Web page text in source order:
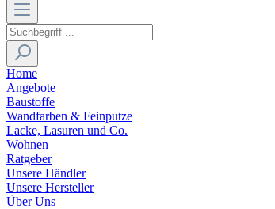
Home
Angebote
Baustoffe
Wandfarben & Feinputze
Lacke, Lasuren und Co.
Wohnen
Ratgeber
Unsere Händler
Unsere Hersteller
Über Uns